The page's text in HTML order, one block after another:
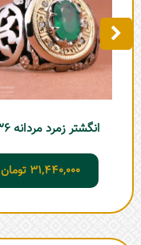
انگشتر زمرد مردانه T436
31,440,000 تومان